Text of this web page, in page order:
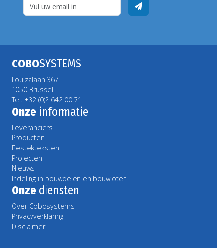
COBOSYSTEMS
Louizalaan 367
1050 Brussel
Tel. +32 (0)2 642 00 71
Onze informatie
Leveranciers
Producten
Bestekteksten
Projecten
Nieuws
Indeling in bouwdelen en bouwloten
Onze diensten
Over Cobosystems
Privacyverklaring
Disclaimer